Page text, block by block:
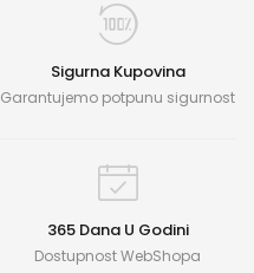
Sigurna Kupovina
Garantujemo potpunu sigurnost
365 Dana U Godini
Dostupnost WebShopa